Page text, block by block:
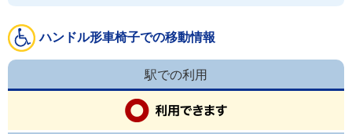
ハンドル形車椅子での移動情報
駅での利用